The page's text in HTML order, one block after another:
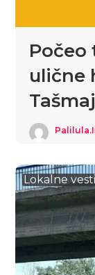
Počeo
ulične
Lokalne vesti